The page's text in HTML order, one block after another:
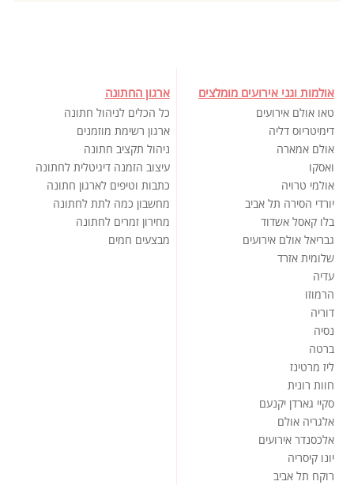
אולמות וגני אירועים מומלצים
טאו אולם אירועים
דימיטריוס דליה
אולם אמארה
ואסקו
אולמי טרויה
יורדי הסירה תל אביב
בלו קאסל אשדוד
גבריאל אולם אירועים
שלומית אזרד
עדיה
הרמוזו
דוריה
נסיה
ברטה
ליז מרטינז
חוות רונית
סקיי גארדן יקנעם
אלגריה אולם
אלכסנדר אירועים
יונו קיסריה
רוקח תל אביב
ארגון החתונה
כל הכלים לניהול חתונה
ארגון רשימת מוזמנים
ניהול תקציב חתונה
עיצוב הזמנה דיגיטלית לחתונה
כתבות וטיפים לארגון חתונה
מחשבון כמה לתת לחתונה
מחירון זמרים לחתונה
מבצעים חמים